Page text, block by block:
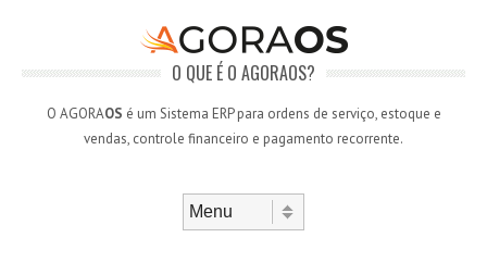
O QUE É O AGORAOS?
O AGORAOS é um Sistema ERP para ordens de serviço, estoque e
vendas, controle financeiro e pagamento recorrente.